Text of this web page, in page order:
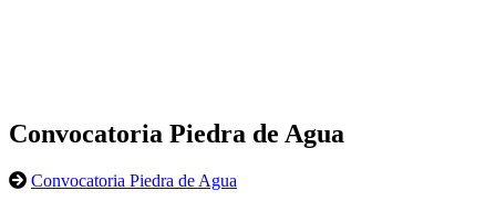
Convocatoria Piedra de Agua
Convocatoria Piedra de Agua